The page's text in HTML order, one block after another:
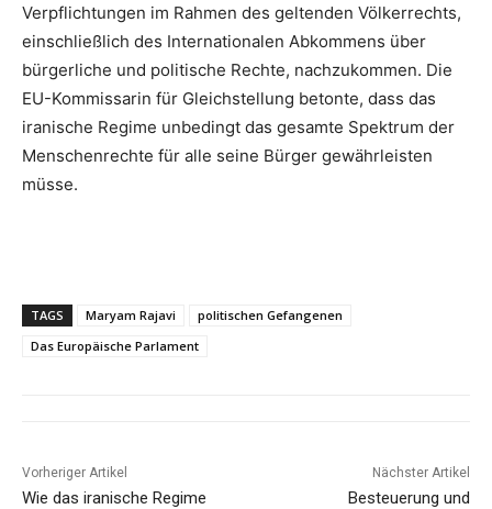
Verpflichtungen im Rahmen des geltenden Völkerrechts,
einschließlich des Internationalen Abkommens über
bürgerliche und politische Rechte, nachzukommen. Die
EU-Kommissarin für Gleichstellung betonte, dass das
iranische Regime unbedingt das gesamte Spektrum der
Menschenrechte für alle seine Bürger gewährleisten
müsse.
TAGS Maryam Rajavi
politischen Gefangenen
Das Europäische Parlament
Vorheriger Artikel
Wie das iranische Regime
Nächster Artikel
Besteuerung und